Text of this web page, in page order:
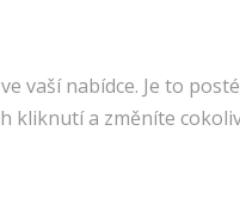
vaší nabídce. Je to
kliknutí a změníte